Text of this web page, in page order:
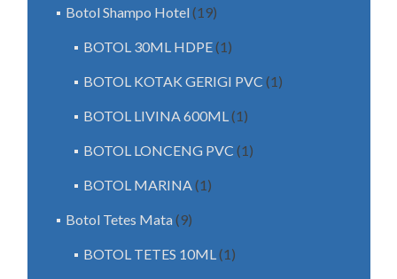
Botol Shampo Hotel(19)
BOTOL 30ML HDPE(1)
BOTOL KOTAK GERIGI PVC (1)
BOTOL LIVINA 600ML(1)
BOTOL LONCENG PVC (1)
BOTOL MARINA(1)
Botol Tetes Mata(9)
BOTOL TETES 10ML(1)